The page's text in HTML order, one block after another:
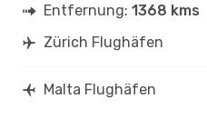
Entfernung: 1368 kms
Zürich Flughäfen
Malta Flughäfen